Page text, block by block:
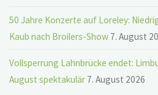
50 Jahre Konzerte auf Loreley:
Kaub nach Broilers-Show 7. August
Vollsperrung Lahnbrücke endet:
August spektakulär 7. August 2026